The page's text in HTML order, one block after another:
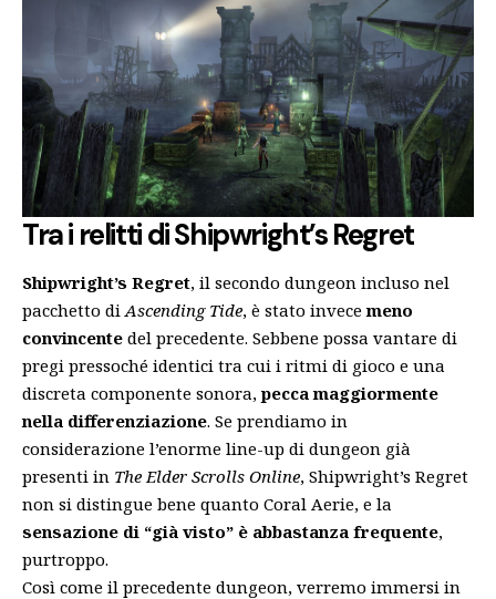
Tra i relitti di Shipwright’s Regret
Shipwright’s Regret, il secondo dungeon incluso nel
pacchetto di Ascending Tide, è stato invecemeno
convincente del precedente. Sebbene possa vantare di
pregi pressoché identici tra cui i ritmi di gioco e una
discreta componente sonora,pecca maggiormente
nella differenziazione. Se prendiamo in
considerazione l’enorme line-up di dungeon già
presenti in The Elder Scrolls Online, Shipwright’s Regret
non si distingue bene quanto Coral Aerie, e la
sensazione di “già visto” è abbastanza frequente,
purtroppo.
Così come il precedente dungeon, verremo immersi in